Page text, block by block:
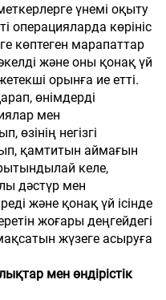
үнемі оқыту
операцияларда көрініс
көптеген марапаттар
және оны қонақ үй
орынға ие етті.
өнімдерді
мен
өзінің негізгі
қамтитын аймағын
келе,
дәстүр мен
және қонақ үй ісінде
жоғары деңгейдегі
жүзеге асыруға
мен өндірістік